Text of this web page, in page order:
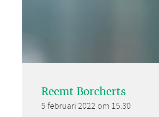
Reemt Borcherts
5 februari 2022 om 15:30